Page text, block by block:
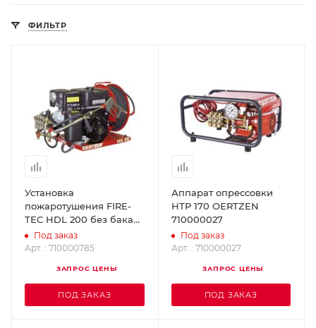
ФИЛЬТР
Установка
пожаротушения FIRE-
TEC HDL 200 без бака
OERTZEN 710000785
Под заказ
Арт. : 710000785
ЗАПРОС ЦЕНЫ
ПОД ЗАКАЗ
Аппарат опрессовки
НТР 170 OERTZEN
710000027
Под заказ
Арт. : 710000027
ЗАПРОС ЦЕНЫ
ПОД ЗАКАЗ